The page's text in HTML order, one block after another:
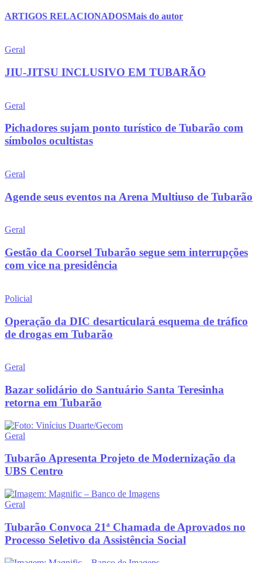
ARTIGOS RELACIONADOSMais do autor
Geral
JIU-JITSU INCLUSIVO EM TUBARÃO
Geral
Pichadores sujam ponto turístico de Tubarão com
símbolos ocultistas
Geral
Agende seus eventos na Arena Multiuso de Tubarão
Geral
Gestão da Coorsel Tubarão segue sem interrupções
com vice na presidência
Policial
Operação da DIC desarticulará esquema de tráfico
de drogas em Tubarão
Geral
Bazar solidário do Santuário Santa Teresinha
retorna em Tubarão
Geral
Tubarão Apresenta Projeto de Modernização da
UBS Centro
Geral
Tubarão Convoca 21ª Chamada de Aprovados no
Processo Seletivo da Assistência Social